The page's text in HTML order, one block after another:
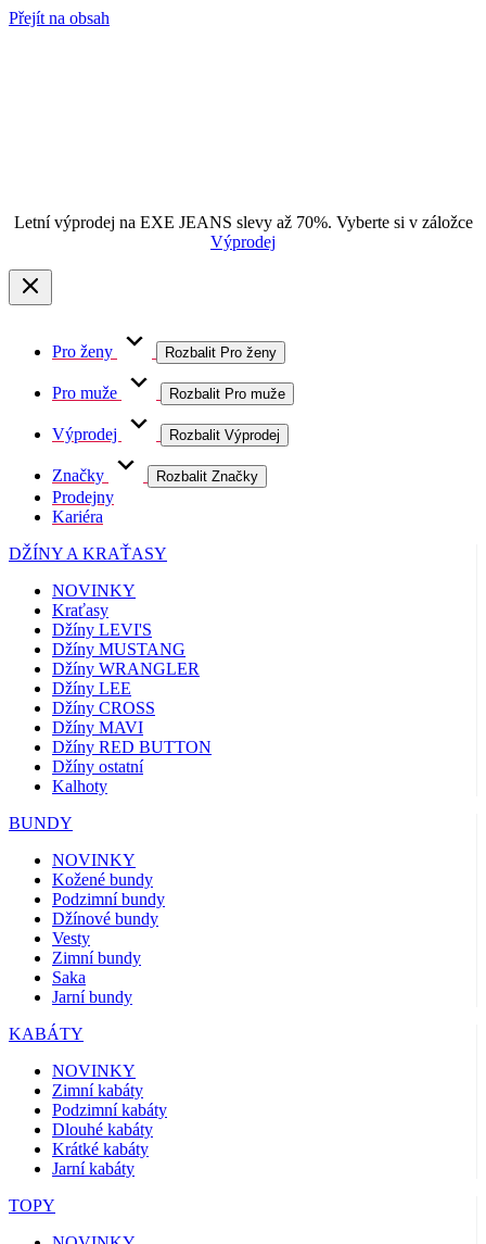
Přejít na obsah
Letní výprodej na EXE JEANS slevy až 70%. Vyberte si v záložce
Výprodej
Pro ženy Rozbalit Pro ženy
Pro muže Rozbalit Pro muže
Výprodej Rozbalit Výprodej
Značky Rozbalit Značky
Prodejny
Kariéra
DŽÍNY A KRAŤASY
NOVINKY
Kraťasy
Džíny LEVI'S
Džíny MUSTANG
Džíny WRANGLER
Džíny LEE
Džíny CROSS
Džíny MAVI
Džíny RED BUTTON
Džíny ostatní
Kalhoty
BUNDY
NOVINKY
Kožené bundy
Podzimní bundy
Džínové bundy
Vesty
Zimní bundy
Saka
Jarní bundy
KABÁTY
NOVINKY
Zimní kabáty
Podzimní kabáty
Dlouhé kabáty
Krátké kabáty
Jarní kabáty
TOPY